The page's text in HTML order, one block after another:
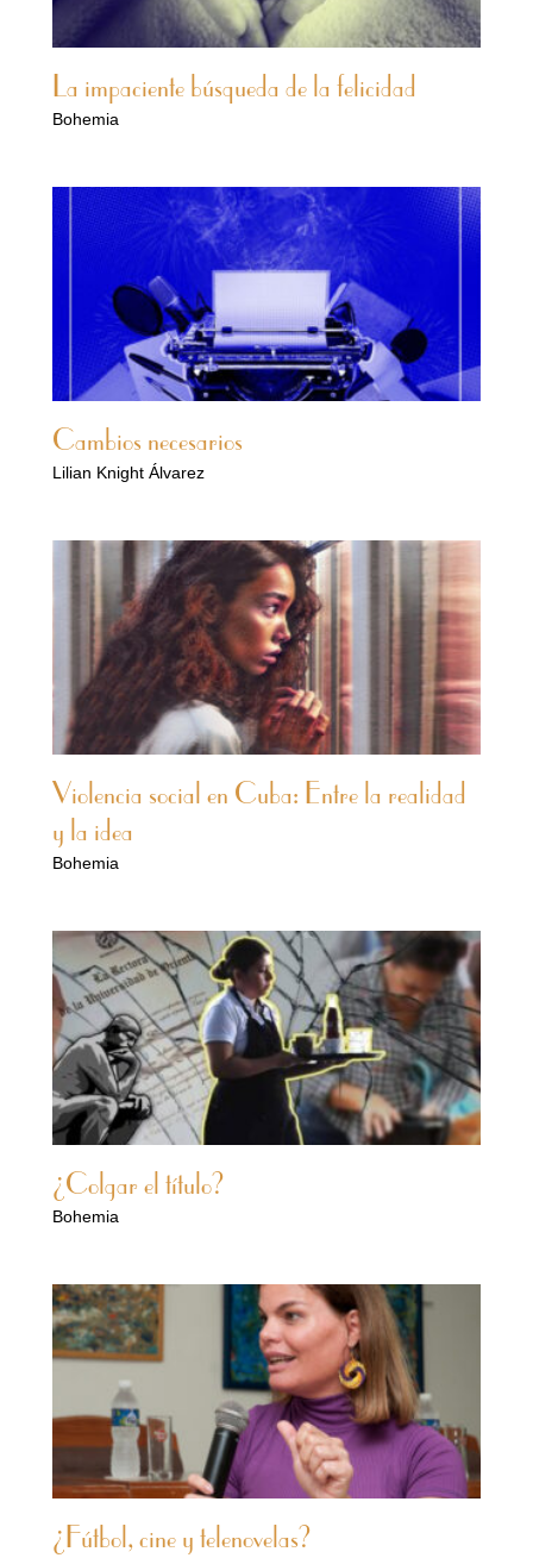
La impaciente búsqueda de la felicidad
Bohemia
Cambios necesarios
Lilian Knight Álvarez
Violencia social en Cuba: Entre la realidad
y la idea
Bohemia
¿Colgar el título?
Bohemia
¿Fútbol, cine y telenovelas?